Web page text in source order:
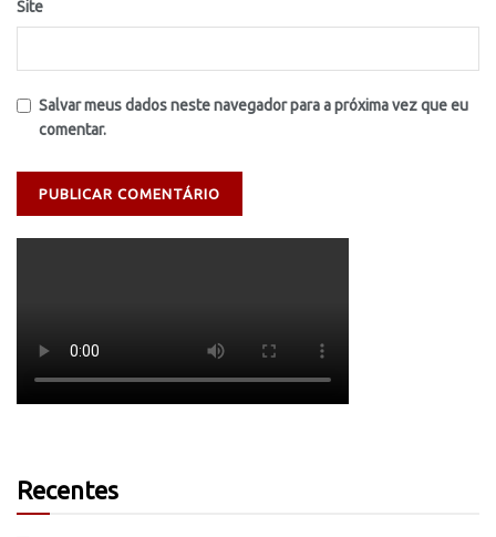
Site
Salvar meus dados neste navegador para a próxima vez que eu
comentar.
Recentes